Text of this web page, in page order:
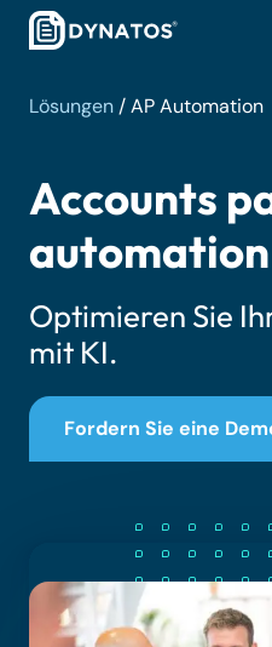
Lösungen /AP Automation
Accounts
automation
Optimieren Sie
mit KI.
Fordern Sie eine